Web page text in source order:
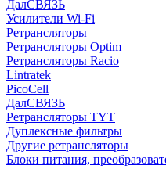
ДалСВЯЗЬ
Усилители Wi-Fi
Ретрансляторы
Ретрансляторы Optim
Ретрансляторы Racio
Lintratek
PicoCell
ДалСВЯЗЬ
Ретрансляторы TYT
Дуплексные фильтры
Другие ретрансляторы
Блоки питания,